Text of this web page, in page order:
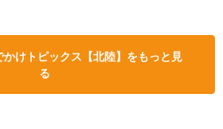
かけトピックス【北陸】をもっと見
る